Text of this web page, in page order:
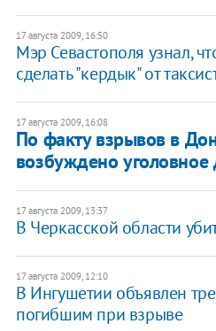
17 августа 2009, 16:50
Мэр Севастополя узнал,
сделать "кердык" от
17 августа 2009, 16:08
По факту взрывов в
возбуждено уголовное
17 августа 2009, 13:37
В Черкасской области
17 августа 2009, 12:10
В Ингушетии объявлен
погибшим при взрыве